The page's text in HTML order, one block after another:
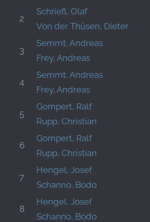
2
Schriefl, Olaf
Von der Thüsen, Dieter
3
Semmt, Andreas
Frey, Andreas
4
Semmt, Andreas
Frey, Andreas
5
Gompert, Ralf
Rupp, Christian
6
Gompert, Ralf
Rupp, Christian
7
Hengel, Josef
Schanno, Bodo
8
Hengel, Josef
Schanno, Bodo